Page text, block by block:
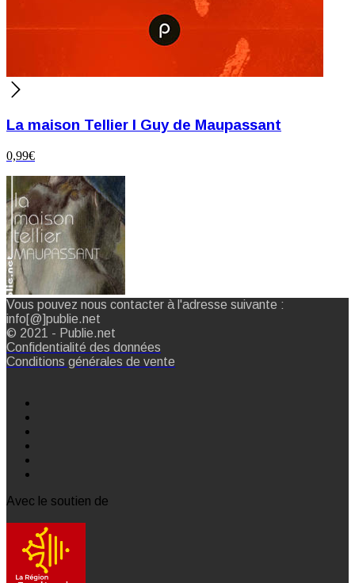
La maison Tellier I Guy de Maupassant
0,99€
Vous pouvez nous contacter à l'adresse suivante :
info[@]publie.net
© 2021 - Publie.net
Confidentialité des données
Conditions générales de vente
Avec le soutien de